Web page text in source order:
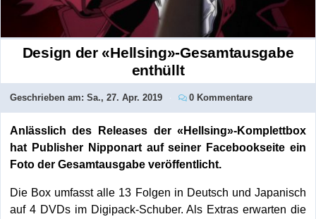
Design der «Hellsing»-Gesamtausgabe
enthüllt
Geschrieben am: Sa., 27. Apr. 2019 0 Kommentare
Anlässlich des Releases der «Hellsing»-Komplettbox
hat Publisher Nipponart auf seiner Facebookseite ein
Foto der Gesamtausgabe veröffentlicht.
Die Box umfasst alle 13 Folgen in Deutsch und Japanisch
auf 4 DVDs im Digipack-Schuber. Als Extras erwarten die